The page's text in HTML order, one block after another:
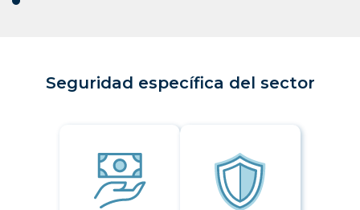
Seguridad específica del sector